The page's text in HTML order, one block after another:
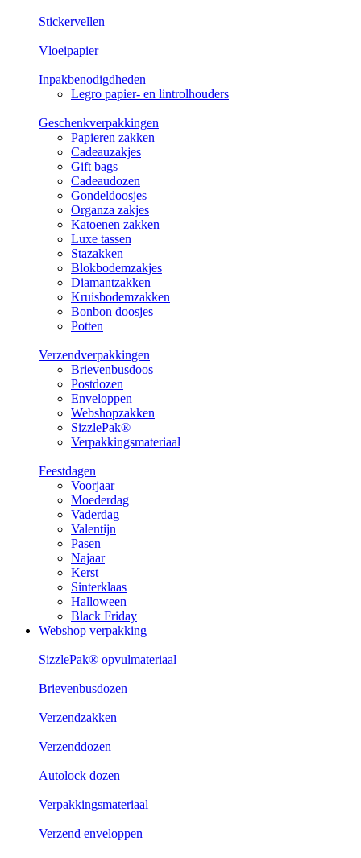
Stickervellen
Vloeipapier
Inpakbenodigdheden
Legro papier- en lintrolhouders
Geschenkverpakkingen
Papieren zakken
Cadeauzakjes
Gift bags
Cadeaudozen
Gondeldoosjes
Organza zakjes
Katoenen zakken
Luxe tassen
Stazakken
Blokbodemzakjes
Diamantzakken
Kruisbodemzakken
Bonbon doosjes
Potten
Verzendverpakkingen
Brievenbusdoos
Postdozen
Enveloppen
Webshopzakken
SizzlePak®
Verpakkingsmateriaal
Feestdagen
Voorjaar
Moederdag
Vaderdag
Valentijn
Pasen
Najaar
Kerst
Sinterklaas
Halloween
Black Friday
Webshop verpakking
SizzlePak® opvulmateriaal
Brievenbusdozen
Verzendzakken
Verzenddozen
Autolock dozen
Verpakkingsmateriaal
Verzend enveloppen